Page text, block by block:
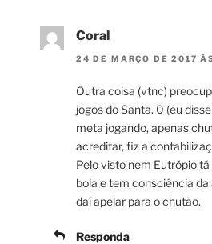
Coral
24 DE MARÇO DE 2017
Outra coisa (vtnc)
jogos do Santa. 0 (eu
meta jogando, apenas
acreditar, fiz a
Pelo visto nem Eutrópio
bola e tem consciência
daí apelar para o chutão.
Responda